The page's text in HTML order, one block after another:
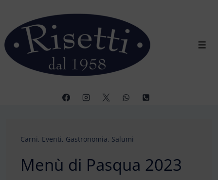
contenuto
principale
Carni, Eventi, Gastronomia, Salumi
Menù di Pasqua 2023